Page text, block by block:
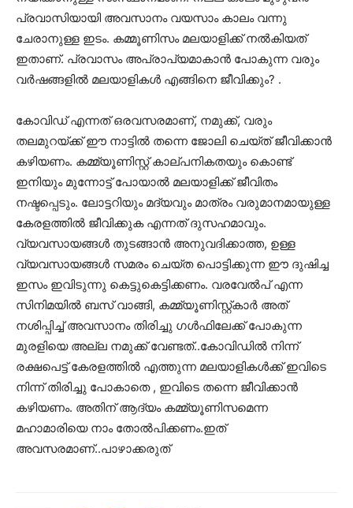
പ്രവാസിയായി അവസാനം വയസാം കാലം വന്നു
ചേരാനുള്ള ഇടം. കമ്മൂണിസം മലയാളിക്ക് നൽകിയത്
ഇതാണ്. പ്രവാസം അപ്രാപ്യമാകാൻ പോകുന്ന വരും
വർഷങ്ങളിൽ മലയാളികൾ എങ്ങിനെ ജീവിക്കും? .
കോവിഡ് എന്നത് ഒരവസരമാണ്, നമുക്ക്, വരും
തലമുറയ്ക്ക് ഈ നാട്ടിൽ തന്നെ ജോലി ചെയ്ത് ജീവിക്കാൻ
കഴിയണം. കമ്മ്യൂണിസ്റ്റ് കാല്പനികതയും കൊണ്ട്
ഇനിയും മുന്നോട്ട് പോയാൽ മലയാളിക്ക് ജീവിതം
നഷ്ടപ്പെടും. ലോട്ടറിയും മദ്യവും മാത്രം വരുമാനമായുള്ള
കേരളത്തിൽ ജീവിക്കുക എന്നത് ദുസഹമാവും.
വ്യവസായങ്ങൾ തുടങ്ങാൻ അനുവദിക്കാത്ത, ഉള്ള
വ്യവസായങ്ങൾ സമരം ചെയ്ത പൊട്ടിക്കുന്ന ഈ ദുഷിച്ച
ഇസം ഇവിടുന്നു കെട്ടുകെട്ടിക്കണം. വരവേൽപ് എന്ന
സിനിമയിൽ ബസ് വാങ്ങി, കമ്മ്യൂണിസ്റ്റ്കാർ അത്
നശിപ്പിച്ച് അവസാനം തിരിച്ചു ഗൾഫിലേക്ക് പോകുന്ന
മുരളിയെ അല്ല നമുക്ക് വേണ്ടത്..കോവിഡിൽ നിന്ന്
രക്ഷപെട്ട് കേരളത്തിൽ എത്തുന്ന മലയാളികൾക്ക് ഇവിടെ
നിന്ന് തിരിച്ചു പോകാതെ , ഇവിടെ തന്നെ ജീവിക്കാൻ
കഴിയണം. അതിന് ആദ്യം കമ്മ്യൂണിസമെന്ന
മഹാമാരിയെ നാം തോൽപിക്കണം.ഇത്
അവസരമാണ്..പാഴാക്കരുത്